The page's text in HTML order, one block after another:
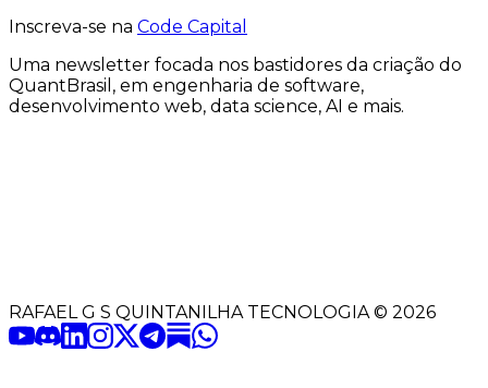
Inscreva-se na Code Capital
Uma newsletter focada nos bastidores da criação do
QuantBrasil , em engenharia de software,
desenvolvimento web, data science, AI e mais.
RAFAEL G S QUINTANILHA TECNOLOGIA © 2026